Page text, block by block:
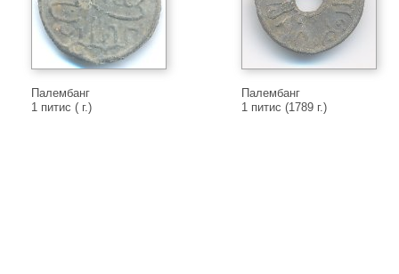
Палембанг
1 питис ( г.)
Палембанг
1 питис (1789 г.)